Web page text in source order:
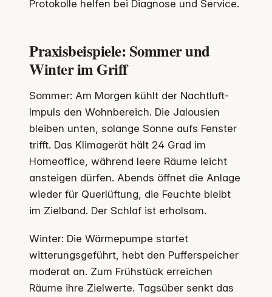
Protokolle helfen bei Diagnose und Service.
Praxisbeispiele: Sommer und
Winter im Griff
Sommer: Am Morgen kühlt der Nachtluft-
Impuls den Wohnbereich. Die Jalousien
bleiben unten, solange Sonne aufs Fenster
trifft. Das Klimagerät hält 24 Grad im
Homeoffice, während leere Räume leicht
ansteigen dürfen. Abends öffnet die Anlage
wieder für Querlüftung, die Feuchte bleibt
im Zielband. Der Schlaf ist erholsam.
Winter: Die Wärmepumpe startet
witterungsgeführt, hebt den Pufferspeicher
moderat an. Zum Frühstück erreichen
Räume ihre Zielwerte. Tagsüber senkt das